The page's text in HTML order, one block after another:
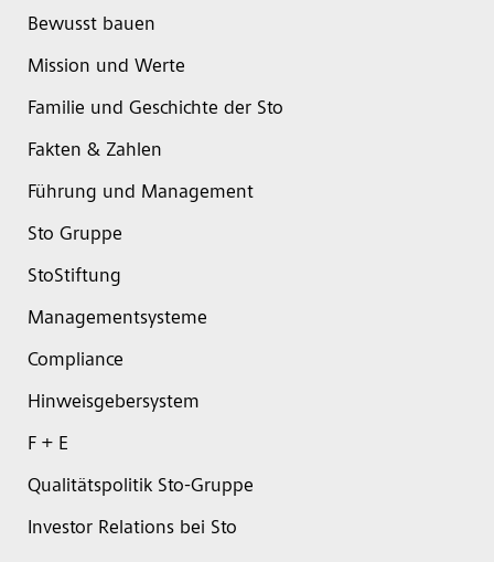
Bewusst bauen
Mission und Werte
Familie und Geschichte der Sto
Fakten & Zahlen
Führung und Management
Sto Gruppe
StoStiftung
Managementsysteme
Compliance
Hinweisgebersystem
F + E
Qualitätspolitik Sto-Gruppe
Investor Relations bei Sto